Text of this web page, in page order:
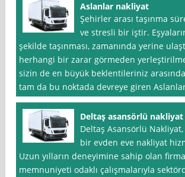
Aslanlar nakliyat
Şehirler arası taşınma
ve stresli bir iştir.
şekilde taşınması, zamanında yerine
herhangi bir zarar görmeden
sizin de en büyük beklentileriniz
tam da bu noktada devreye giren
Deltaş asansörlü nakliyat
Deltaş Asansörlü Nakliyat,
bir evden eve nakliyat
Uzun yılların deneyimine sahip olan
memnuniyeti odaklı çalışmalarıyla